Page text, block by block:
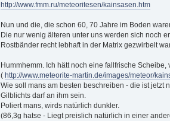
http://www.fmm.ru/meteoritesen/kainsasen.htm
Nun und die, die schon 60, 70 Jahre im Boden
Die nur wenig älteren unter uns werden sich noch
Rostbänder recht lebhaft in der Matrix gezwirbelt
Hummhemm. Ich hätt noch eine fallfrische
( http://www.meteorite-martin.de/images/meteor/
Wie soll mans am besten beschreiben - die ist jetzt
Gilblichts darf an ihm sein.
Poliert mans, wirds natürlich dunkler.
(86,3g hatse - Liegt preislich natürlich in einer